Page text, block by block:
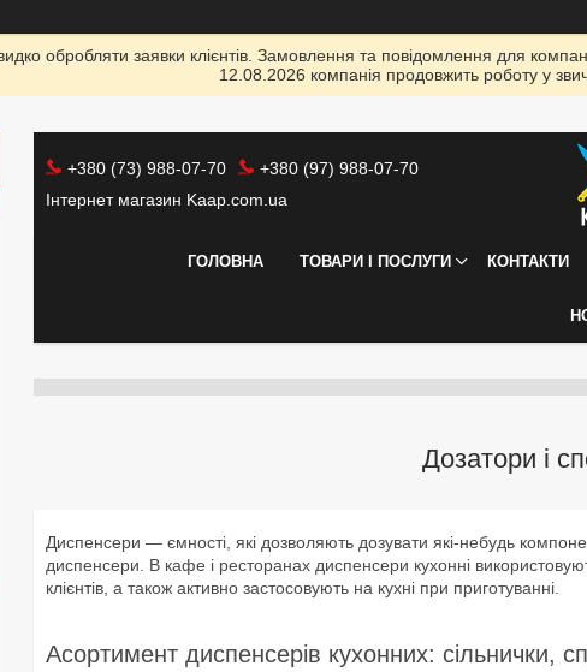
обробляти заявки клієнтів. Замовлення та повідомлення для
12.08.2026 компанія продовжить роботу у
+380 (73) 988-07-70
+380 (97) 988-07-70
Інтернет магазин Kaap.com.ua
ГОЛОВНА ТОВАРИ І ПОСЛУГИ КОНТАКТИ
Дозатори і
Диспенсери — ємності, які дозволяють дозувати які-небудь
диспенсери. В кафе і ресторанах диспенсери кухонні
клієнтів, а також активно застосовують на кухні при приготуванні.
Асортимент диспенсерів кухонних: сільнички,